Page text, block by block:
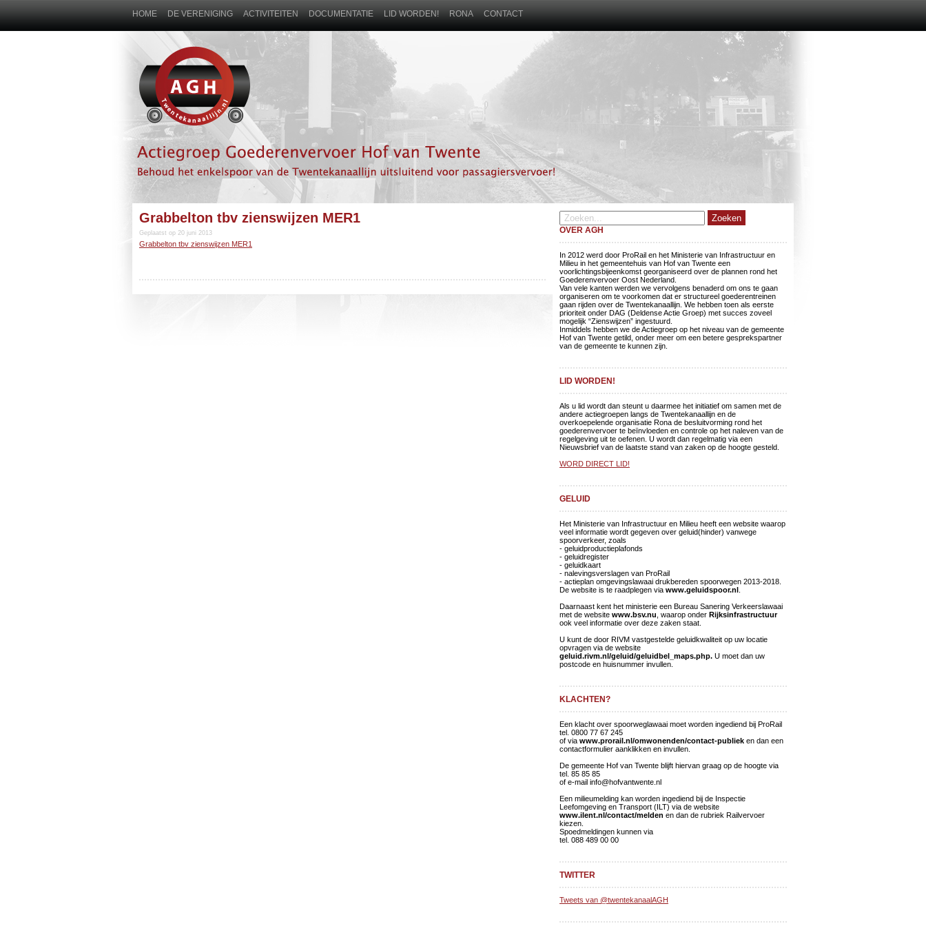
HOME DE VERENIGING ACTIVITEITEN DOCUMENTATIE LID WORDEN! RONA CONTACT
Grabbelton tbv zienswijzen MER1
Geplaatst op 20 juni 2013
Grabbelton tbv zienswijzen MER1
OVER AGH
In 2012 werd door ProRail en het Ministerie van Infrastructuur en
Milieu in het gemeentehuis van Hof van Twente een
voorlichtingsbijeenkomst georganiseerd over de plannen rond het
Goederenvervoer Oost Nederland.
Van vele kanten werden we vervolgens benaderd om ons te gaan
organiseren om te voorkomen dat er structureel goederentreinen
gaan rijden over de Twentekanaallijn. We hebben toen als eerste
prioriteit onder DAG (Deldense Actie Groep) met succes zoveel
mogelijk “Zienswijzen” ingestuurd.
Inmiddels hebben we de Actiegroep op het niveau van de gemeente
Hof van Twente getild, onder meer om een betere gesprekspartner
van de gemeente te kunnen zijn.
LID WORDEN!
Als u lid wordt dan steunt u daarmee het initiatief om samen met de
andere actiegroepen langs de Twentekanaallijn en de
overkoepelende organisatie Rona de besluitvorming rond het
goederenvervoer te beïnvloeden en controle op het naleven van de
regelgeving uit te oefenen. U wordt dan regelmatig via een
Nieuwsbrief van de laatste stand van zaken op de hoogte gesteld.
WORD DIRECT LID!
GELUID
Het Ministerie van Infrastructuur en Milieu heeft een website waarop
veel informatie wordt gegeven over geluid(hinder) vanwege
spoorverkeer, zoals
- geluidproductieplafonds
- geluidregister
- geluidkaart
- nalevingsverslagen van ProRail
- actieplan omgevingslawaai drukbereden spoorwegen 2013-2018.
De website is te raadplegen via www.geluidspoor.nl
Daarnaast kent het ministerie een Bureau Sanering Verkeerslawaai
met de website www.bsv.nu , waarop onder Rijksinfrastructuur
ook veel informatie over deze zaken staat.
U kunt de door RIVM vastgestelde geluidkwaliteit op uw locatie
opvragen via de website
geluid.rivm.nl/geluid/geluidbel_maps.php. U moet dan uw
postcode en huisnummer invullen.
KLACHTEN?
Een klacht over spoorweglawaai moet worden ingediend bij ProRail
tel. 0800 77 67 245
of via www.prorail.nl/omwonenden/contact-publiek en dan een
contactformulier aanklikken en invullen.
De gemeente Hof van Twente blijft hiervan graag op de hoogte via
tel. 85 85 85
of e-mail info@hofvantwente.nl
Een milieumelding kan worden ingediend bij de Inspectie
Leefomgeving en Transport (ILT) via de website
www.ilent.nl/contact/melden en dan de rubriek Railvervoer
kiezen.
Spoedmeldingen kunnen via
tel. 088 489 00 00
TWITTER
Tweets van @twentekanaalAGH